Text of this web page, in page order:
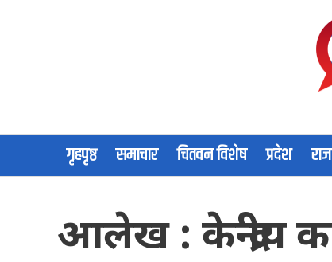
गृहपृष्ठ समाचार चितवन विशेष प्रदेश
आलेख : केन्द्रीय